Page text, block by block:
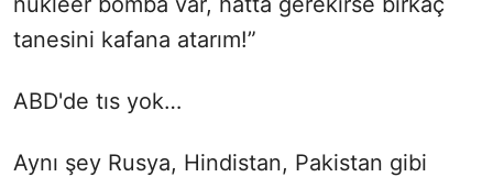
tanesini kafana atarım!”
ABD'de tıs yok…
Aynı şey Rusya, Hindistan, Pakistan gibi